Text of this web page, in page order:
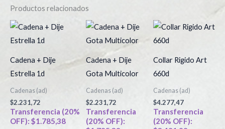
Productos relacionados
Cadena + Dije
Estrella 1d
Cadenas (ad)
$2.231,72
Transferencia (20%
OFF): $1.785,38
Este
producto
Las
opciones
se
Cadena + Dije
Gota Multicolor
Cadenas (ad)
$2.231,72
Transferencia
(20% OFF):
Collar Rigido Art
660d
Cadenas (ad)
$4.277,47
Transferencia
(20% OFF):